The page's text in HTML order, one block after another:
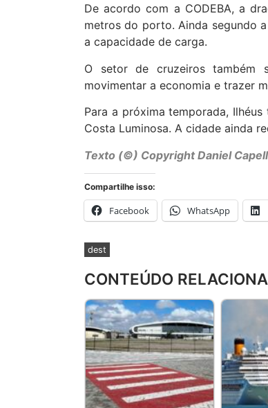
De acordo com a CODEBA, a
metros do porto. Ainda segundo
a capacidade de carga.
O setor de cruzeiros também
movimentar a economia e trazer
Para a próxima temporada,
Costa Luminosa. A cidade ainda
Texto (©) Copyright Daniel
Compartilhe isso:
Facebook WhatsApp
dest
CONTEÚDO